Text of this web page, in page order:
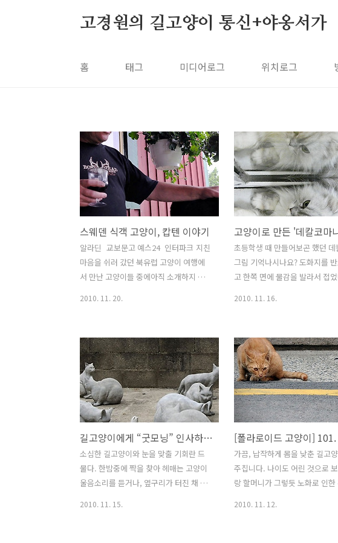
고경원의 길고양이 통신+야옹서가
홈 태그 미디어로그 위치로그
스웨덴 식객 고양이, 캅텐 이야기
알라딘 교보문고 예스24 인터파크 지친
마음을 쉬러 갔던 북유럽 고양이 여행에
서 만난 고양이들 중에아직 소개하지 못
아저씨 댁에서 매일같이 밥을 먹고 있습
니다. 평소에는 자유롭게 돌아다니다 출
출하면 슬그머니 현관 난간에 둔 밥을 먹
고, 집고양이와 놀다가 가곤 합니다. 한국
에서도 반 정착 형태로 살아가는 길고양
이가있는데, 캅텐도 그와 비슷한 느낌입
니다. "밥은 얻어먹지만, 고양이의 자존
심은 버리지 않는다." 당당한 자세로 식객
고양이의 자존심을 이야기합니다. 언제
찾아올지 모를 캅텐을 위한 밥그릇과 물
그릇은 늘 같은 자리를 지키고 있습니다.
하고, 인..
2010. 11. 20.
고양이로 만든 '데칼코마
초등학생 때 만들어보곤 했던 데
그림 기억나시나요? 도화지를
고 한쪽 면에 물감을 발라서 접
고양이와 유리창만 있으면, 간
칼코마니 사진을 만들 수 있습
리고 사진은 밤에 찍어야만 유리
울 역할을 해서 고양이 몸이 대
수 있어요. 물론 가운데가 떨어
데칼코마니는 만들 수 있습니다
가운데가 뚝 끊어져 보이면 좀
까, 고양이가 유리창에 등을 기
때 찍으면 좋습니다. 스밀라에
족의 친구를 만들어주고 싶은 생
끔 드는데 새로운 고양이가 들어
서로 맞지..
2010. 11. 16.
길고양이에게 “굿모닝” 인사하는 이유-설치미술가 김경화
소심한 길고양이와 눈을 맞출 기회란 드
물다. 한밤중에 짝을 찾아 헤매는 고양이
울음소리를 듣거나, 옆구리가 터진 채 널
2010. 11. 15.
가끔, 납작하게 몸을 낮춘 길고
주칩니다. 나이도 어린 것으로
랑 할머니가 그렇듯 노화로 인한
2010. 11. 12.